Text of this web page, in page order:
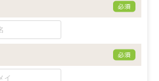
必須
必須